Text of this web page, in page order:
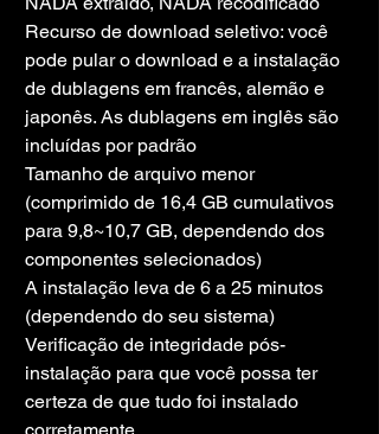
Recurso de download seletivo: você
pode pular o download e a instalação
de dublagens em francês, alemão e
japonês. As dublagens em inglês são
incluídas por padrão
Tamanho de arquivo menor
(comprimido de 16,4 GB cumulativos
para 9,8~10,7 GB, dependendo dos
componentes selecionados)
A instalação leva de 6 a 25 minutos
(dependendo do seu sistema)
Verificação de integridade pós-
instalação para que você possa ter
certeza de que tudo foi instalado
corretamente